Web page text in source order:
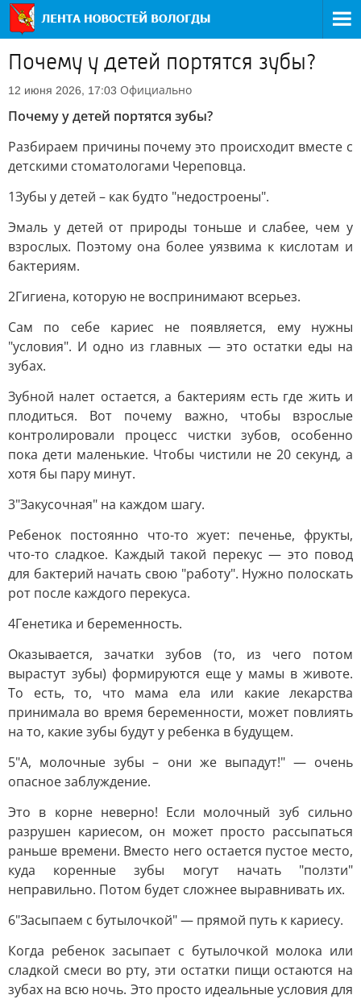
Почему у детей портятся зубы?
12 июня 2026, 17:03 Официально
Почему у детей портятся зубы?
Разбираем причины почему это происходит вместе с
детскими стоматологами Череповца.
1Зубы у детей – как будто "недостроены".
Эмаль у детей от природы тоньше и слабее, чем у
взрослых. Поэтому она более уязвима к кислотам и
бактериям.
2Гигиена, которую не воспринимают всерьез.
Сам по себе кариес не появляется, ему нужны
"условия". И одно из главных — это остатки еды на
зубах.
Зубной налет остается, а бактериям есть где жить и
плодиться. Вот почему важно, чтобы взрослые
контролировали процесс чистки зубов, особенно
пока дети маленькие. Чтобы чистили не 20 секунд, а
хотя бы пару минут.
3"Закусочная" на каждом шагу.
Ребенок постоянно что-то жует: печенье, фрукты,
что-то сладкое. Каждый такой перекус — это повод
для бактерий начать свою "работу". Нужно полоскать
рот после каждого перекуса.
4Генетика и беременность.
Оказывается, зачатки зубов (то, из чего потом
вырастут зубы) формируются еще у мамы в животе.
То есть, то, что мама ела или какие лекарства
принимала во время беременности, может повлиять
на то, какие зубы будут у ребенка в будущем.
5"А, молочные зубы – они же выпадут!" — очень
опасное заблуждение.
Это в корне неверно! Если молочный зуб сильно
разрушен кариесом, он может просто рассыпаться
раньше времени. Вместо него остается пустое место,
куда коренные зубы могут начать "ползти"
неправильно. Потом будет сложнее выравнивать их.
6"Засыпаем с бутылочкой" — прямой путь к кариесу.
Когда ребенок засыпает с бутылочкой молока или
сладкой смеси во рту, эти остатки пищи остаются на
зубах на всю ночь. Это просто идеальные условия для